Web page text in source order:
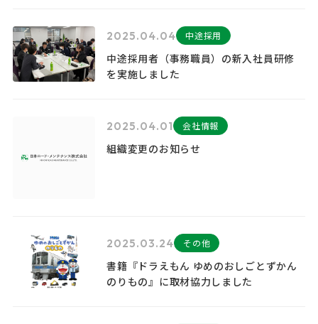
2025.04.04 中途採用
中途採用者（事務職員）の新入社員研修
を実施しました
2025.04.01 会社情報
組織変更のお知らせ
2025.03.24 その他
書籍『ドラえもん ゆめのおしごとずかん
のりもの』に取材協力しました